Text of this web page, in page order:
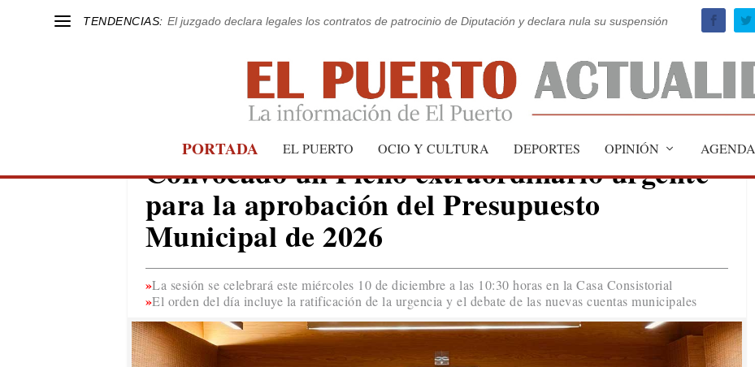
TENDENCIAS: El juzgado declara legales los contratos de patrocinio de Diputación y declara nula su suspensión
PORTADA EL PUERTO OCIO Y CULTURA DEPORTES OPINIÓN AGENDA
EL PUERTO
Convocado un Pleno extraordinario urgente
para la aprobación del Presupuesto
Municipal de 2026
La sesión se celebrará este miércoles 10 de diciembre a las 10:30 horas en la Casa Consistorial
El orden del día incluye la ratificación de la urgencia y el debate de las nuevas cuentas municipales